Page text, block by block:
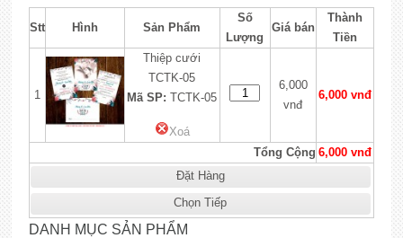
Stt Hình Sản Phẩm
Số
Lượng
Giá bán
Thành
Tiền
1
Thiệp cưới
TCTK-05
Mã SP: TCTK-05
Xoá
6,000
vnđ
6,000 vnđ
Tổng Cộng 6,000 vnđ
Đặt Hàng
Chọn Tiếp
DANH MỤC SẢN PHẨM